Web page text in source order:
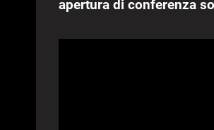
apertura di conferenza